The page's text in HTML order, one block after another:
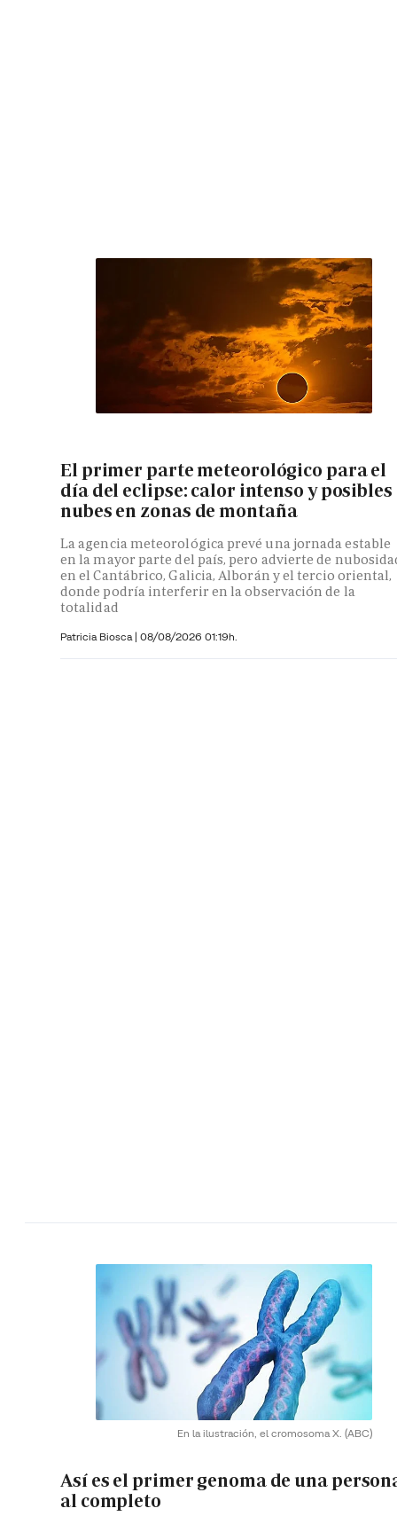
El primer parte meteorológico para el
día del eclipse: calor intenso y posibles
nubes en zonas de montaña
La agencia meteorológica prevé una jornada estable
en la mayor parte del país, pero advierte de
en el Cantábrico, Galicia, Alborán y el tercio oriental,
donde podría interferir en la observación de la
totalidad
Patricia Biosca | 08/08/2026 01:19h.
En la ilustración, el cromosoma X. (ABC)
Así es el primer genoma de una
al completo